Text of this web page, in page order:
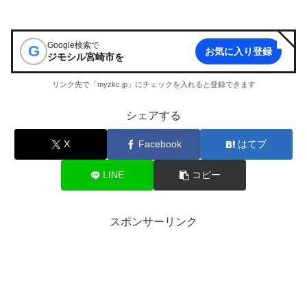
G Google検索で
ジモシル宮崎市を お気に入り登録
リンク先で「myzkc.jp」にチェックを入れると登録できます
シェアする
X Facebook はてブ
LINE コピー
スポンサーリンク